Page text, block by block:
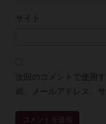
サイト
次回のコメントで使用
前、メールアドレス、